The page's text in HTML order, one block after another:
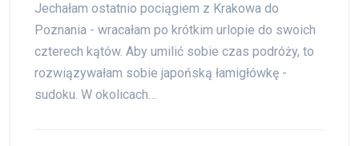
Jechałam ostatnio pociągiem z Krakowa do
Poznania - wracałam po krótkim urlopie do swoich
czterech kątów. Aby umilić sobie czas podróży, to
rozwiązywałam sobie japońską łamigłówkę -
sudoku. W okolicach…